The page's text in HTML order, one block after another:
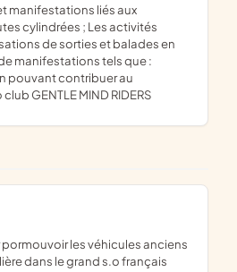
cylindrées ; Les activités
de sorties et balades en
manifestations tels que :
pouvant contribuer au
GENTLE MIND RIDERS
dans le grand s.o français